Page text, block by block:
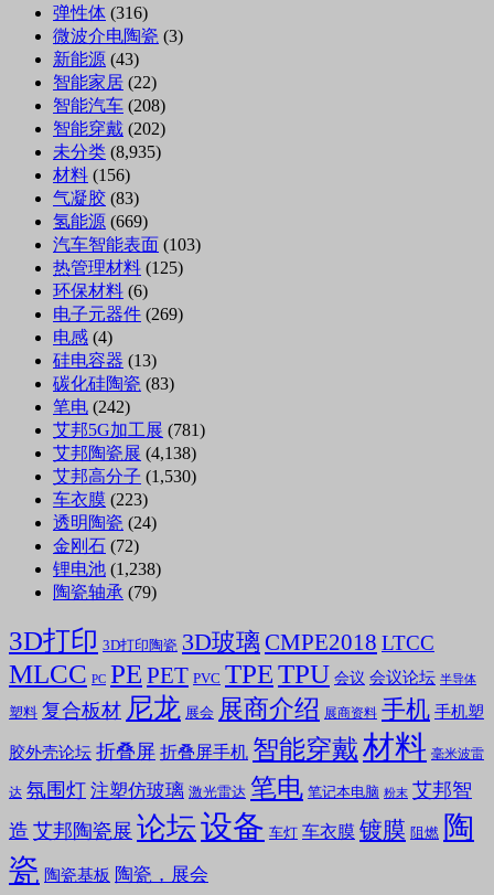
弹性体 (316)
微波介电陶瓷 (3)
新能源 (43)
智能家居 (22)
智能汽车 (208)
智能穿戴 (202)
未分类 (8,935)
材料 (156)
气凝胶 (83)
氢能源 (669)
汽车智能表面 (103)
热管理材料 (125)
环保材料 (6)
电子元器件 (269)
电感 (4)
硅电容器 (13)
碳化硅陶瓷 (83)
笔电 (242)
艾邦5G加工展 (781)
艾邦陶瓷展 (4,138)
艾邦高分子 (1,530)
车衣膜 (223)
透明陶瓷 (24)
金刚石 (72)
锂电池 (1,238)
陶瓷轴承 (79)
3D打印 3D打印陶瓷 3D玻璃 CMPE2018 LTCC
MLCC PC PE PET PVC TPETPU 会议 会议论坛 半导体
塑料 复合板材 尼龙 展会 展商介绍 展商资料 手机 手机塑
胶外壳论坛 折叠屏 折叠屏手机 智能穿戴材料 毫米波雷
达 氛围灯 注塑仿玻璃 激光雷达 笔电 笔记本电脑 粉末 艾邦智
造 艾邦陶瓷展 论坛设备 车灯 车衣膜 镀膜 阻燃 陶
瓷 陶瓷基板 陶瓷，展会